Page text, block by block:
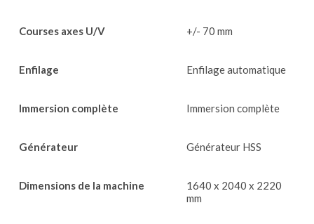
Courses axes U/V +/- 70 mm
Enfilage Enfilage automatique
Immersion complète Immersion complète
Générateur Générateur HSS
Dimensions de la machine
1640 x 2040 x 2220
mm